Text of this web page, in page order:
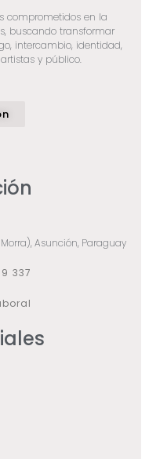
comprometidos en la
buscando transformar
intercambio, identidad,
y público.
Asunción, Paraguay
337